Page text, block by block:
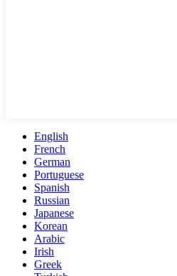
English
French
German
Portuguese
Spanish
Russian
Japanese
Korean
Arabic
Irish
Greek